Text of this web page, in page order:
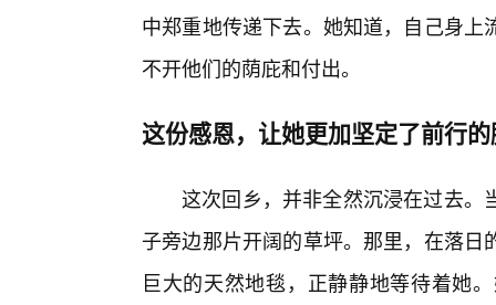
中郑重地传递下去。她知道，自己身
不开他们的荫庇和付出。
这份感恩，让她更加坚定了前行
这次回乡，并非全然沉浸在过去。
子旁边那片开阔的草坪。那里，在落
巨大的天然地毯，正静静地等待着她